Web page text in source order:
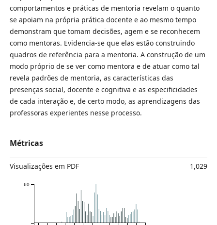
comportamentos e práticas de mentoria revelam o quanto
se apoiam na própria prática docente e ao mesmo tempo
demonstram que tomam decisões, agem e se reconhecem
como mentoras. Evidencia-se que elas estão construindo
quadros de referência para a mentoria. A construção de um
modo próprio de se ver como mentora e de atuar como tal
revela padrões de mentoria, as características das
presenças social, docente e cognitiva e as especificidades
de cada interação e, de certo modo, as aprendizagens das
professoras experientes nesse processo.
Métricas
Visualizações em PDF 1,029
60